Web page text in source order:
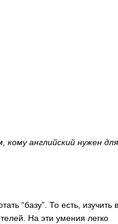
английский нужен для
“базу”. То есть, изучить
На эти умения легко